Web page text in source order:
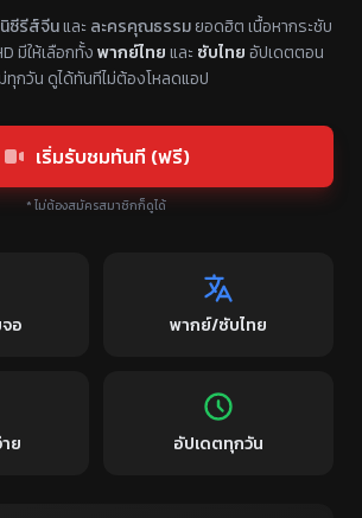
วตั้ง พากย์ไทย ซับไทย
ซีรีส์จีนและ ละครคุณธรรมยอดฮิต เนื้อหากระชับ
มีให้เลือกทั้งพากย์ไทยและ ซับไทยอัปเดตตอน
ทุกวัน ดูได้ทันทีไม่ต้องโหลดแอป
เริ่มรับชมทันที (ฟรี)
* ไม่ต้องสมัครสมาชิกก็ดูได้
อ พากย์/ซับไทย
ย อัปเดตทุกวัน